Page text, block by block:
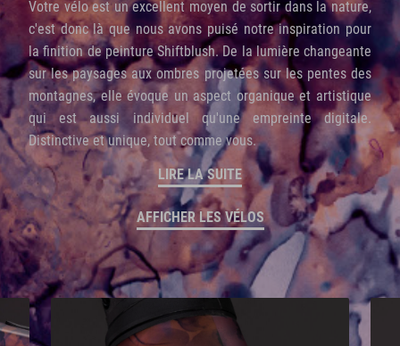
Votre vélo est un excellent moyen de sortir dans la nature,
c'est donc là que nous avons puisé notre inspiration pour
la finition de peinture Shiftblush. De la lumière changeante
sur les paysages aux ombres projetées sur les pentes des
montagnes, elle évoque un aspect organique et artistique
qui est aussi individuel qu'une empreinte digitale.
Distinctive et unique, tout comme vous.
LIRE LA SUITE
AFFICHER LES VÉLOS